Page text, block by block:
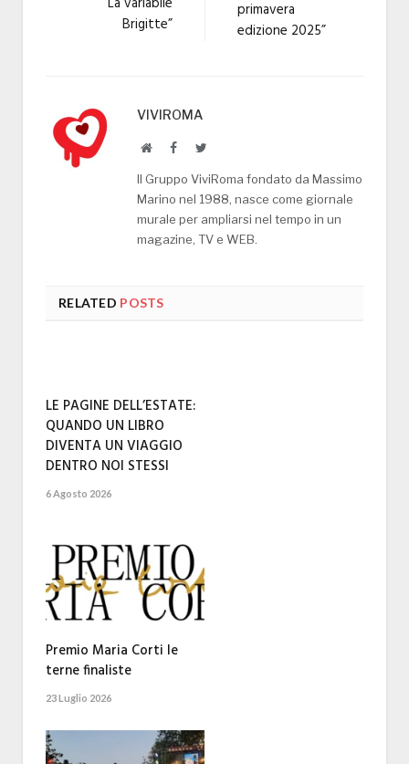
Brigitte”
primavera
edizione 2025”
VIVIROMA
WebsiteFacebookTwitter
Il Gruppo ViviRoma fondato da Massimo
Marino nel 1988, nasce come giornale
murale per ampliarsi nel tempo in un
magazine, TV e WEB.
RELATED POSTS
LE PAGINE DELL’ESTATE:
QUANDO UN LIBRO
DIVENTA UN VIAGGIO
DENTRO NOI STESSI
6 Agosto 2026
Premio Maria Corti le
terne finaliste
23 Luglio 2026